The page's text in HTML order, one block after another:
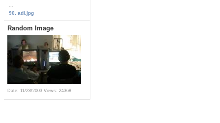
90. adl.jpg
Random Image
Date: 11/28/2003 Views: 24368